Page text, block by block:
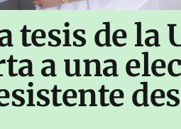
tesis de la
a una